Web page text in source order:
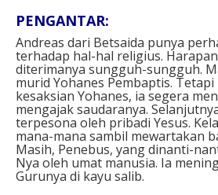
PENGANTAR:
Andreas dari Betsaida punya
terhadap hal-hal religius.
diterimanya sungguh-sungguh.
murid Yohanes Pembaptis.
kesaksian Yohanes, ia segera
mengajak saudaranya.
terpesona oleh pribadi Yesus.
mana-mana sambil mewartakan
Masih, Penebus, yang dinanti-
Nya oleh umat manusia. Ia
Gurunya di kayu salib.